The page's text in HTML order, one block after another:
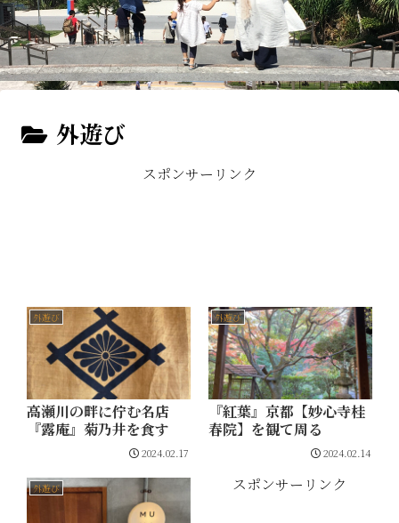
外遊び
スポンサーリンク
外遊び
高瀬川の畔に佇む名店
『露庵』菊乃井を食す
2024.02.17
外遊び
『紅葉』京都【妙心寺桂
春院】を観て周る
2024.02.14
外遊び スポンサーリンク